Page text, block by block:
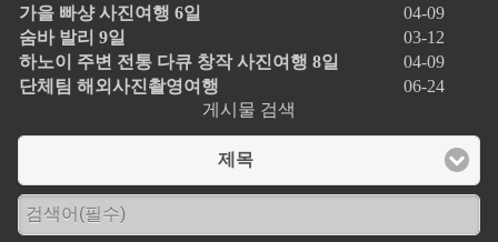
가을 빠샹 사진여행 6일
04-09
숨바 발리 9일
03-12
하노이 주변 전통 다큐 창작 사진여행 8일
04-09
단체팀 해외사진촬영여행
06-24
게시물 검색
제목